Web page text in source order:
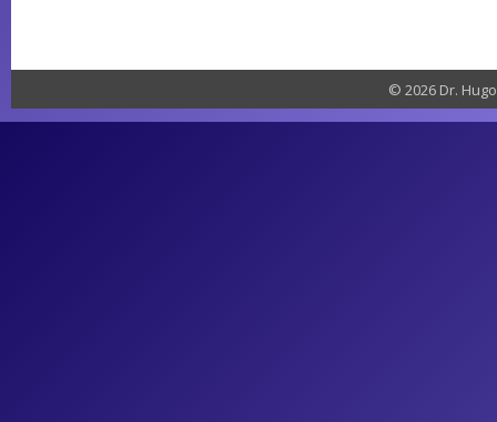
© 2026 Dr.